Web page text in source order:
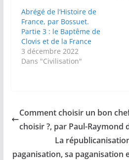
Abrégé de l’Histoire de
France, par Bossuet.
Partie 3 : le Baptême de
Clovis et de la France
3 décembre 2022
Dans "Civilisation"
Comment choisir un bon
choisir ?, par Paul-Raymond
La
paganisation, sa paganisation